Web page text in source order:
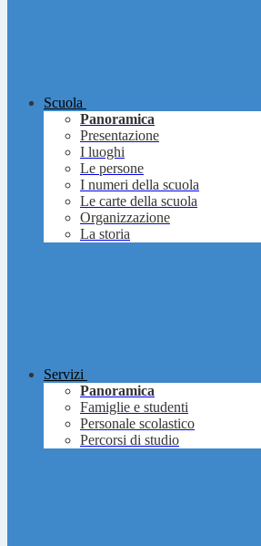
Scuola
Panoramica
Presentazione
I luoghi
Le persone
I numeri della scuola
Le carte della scuola
Organizzazione
La storia
Servizi
Panoramica
Famiglie e studenti
Personale scolastico
Percorsi di studio